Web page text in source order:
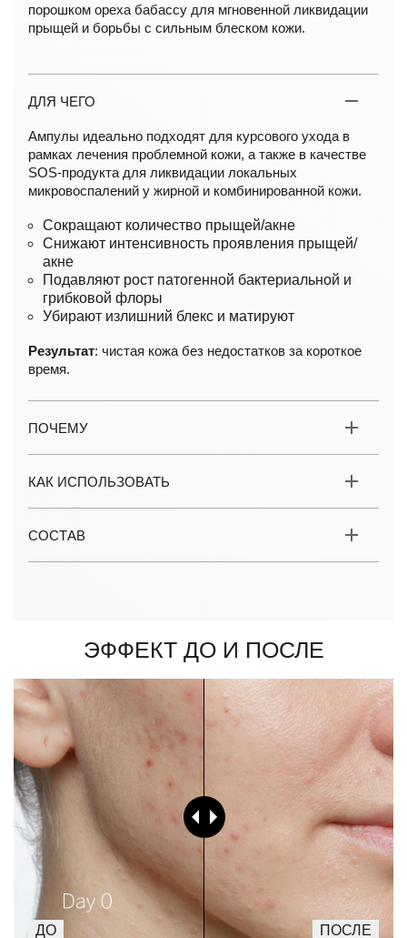
порошком ореха бабассу для мгновенной ликвидации
прыщей и борьбы с сильным блеском кожи.
ДЛЯ ЧЕГО
Ампулы идеально подходят для курсового ухода в
рамках лечения проблемной кожи, а также в качестве
SOS-продукта для ликвидации локальных
микровоспалений у жирной и комбинированной кожи.
Сокращают количество прыщей/акне
Снижают интенсивность проявления прыщей/
акне
Подавляют рост патогенной бактериальной и
грибковой флоры
Убирают излишний блекс и матируют
Результат: чистая кожа без недостатков за короткое
время.
ПОЧЕМУ
КАК ИСПОЛЬЗОВАТЬ
СОСТАВ
Эффект до и после